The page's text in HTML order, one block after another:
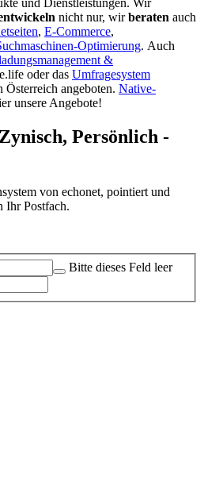
und Dienstleistungen. Wir
nicht nur, wirberaten auch
, E-Commerce,
Optimierung. Auch
&
oder das Umfragesystem
Österreich angeboten. Native-
unsere Angebote!
Persönlich -
von echonet, pointiert und
Ihr Postfach.
Bitte dieses Feld leer